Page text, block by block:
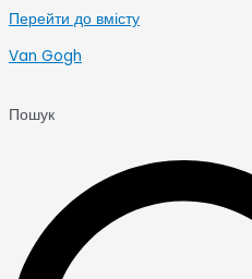
Перейти до вмісту
Van Gogh
Пошук